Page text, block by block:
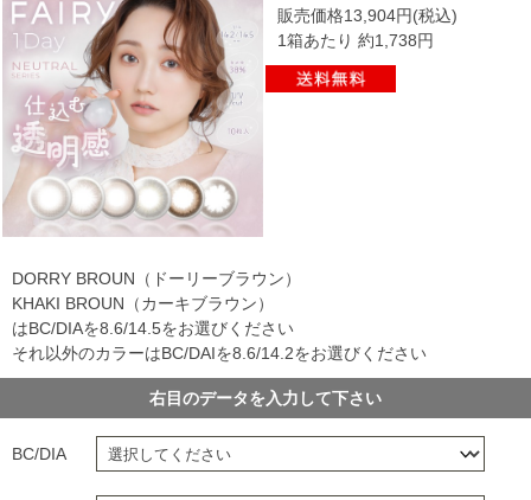
販売価格13,904円(税込)
1箱あたり 約1,738円
DORRY BROUN（ドーリーブラウン）
KHAKI BROUN（カーキブラウン）
はBC/DIAを8.6/14.5をお選びください
それ以外のカラーはBC/DAIを8.6/14.2をお選びください
右目のデータを入力して下さい
BC/DIA